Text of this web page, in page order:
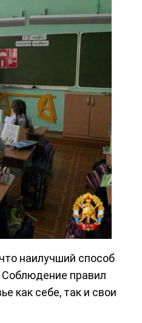
наилучший способ
Соблюдение правил
как себе, так и свои